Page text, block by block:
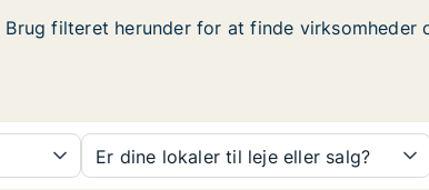
filteret herunder for at finde virksomheder
Er dine lokaler til leje eller salg?